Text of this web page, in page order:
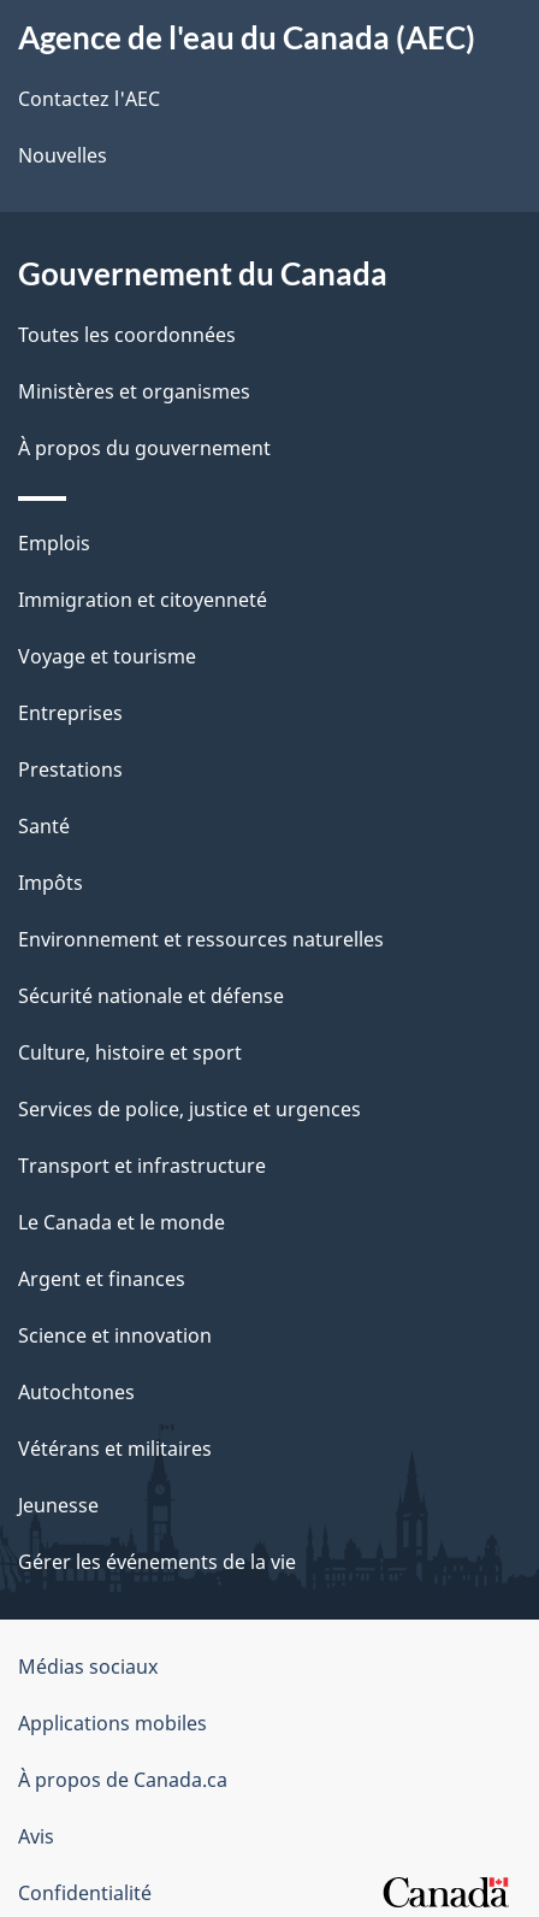
s
l
p
a
g
e
t
r
e
é
o
a
t
i
n
s
u
c
e
t
e
a
g
e
propos
de
ce
Agence de l'eau du Canada (AEC)
Contactez l'AEC
Nouvelles
Gouvernement du Canada
Toutes les coordonnées
Ministères et organismes
À propos du gouvernement
Thèmes
sujets
Emplois
Immigration et citoyenneté
Voyage et tourisme
Entreprises
Prestations
Santé
Impôts
Environnement et ressources naturelles
Sécurité nationale et défense
Culture, histoire et sport
Services de police, justice et urgences
Transport et infrastructure
Le Canada et le monde
Argent et finances
Science et innovation
Autochtones
Vétérans et militaires
Jeunesse
Gérer les événements de la vie
Organisation
du
gouvernement
du
Canada
Médias sociaux
Applications mobiles
À propos de Canada.ca
Avis
Confidentialité